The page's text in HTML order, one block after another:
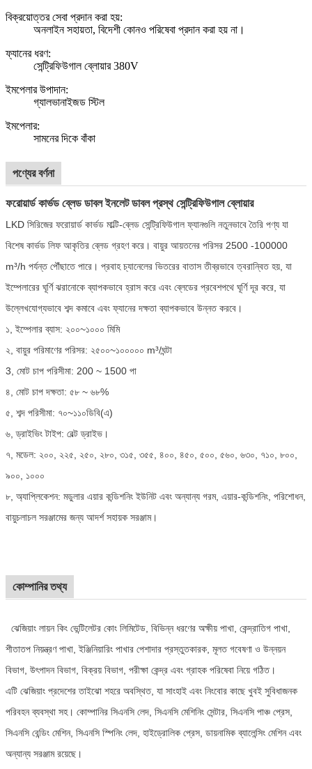
বিক্রয়োত্তর সেবা প্রদান করা হয়:
অনলাইন সহায়তা, বিদেশী কোনও পরিষেবা প্রদান করা হয় না।
ফ্যানের ধরণ:
সেন্ট্রিফিউগাল ব্লোয়ার 380V
ইমপেলার উপাদান:
গ্যালভানাইজড স্টিল
ইমপেলার:
সামনের দিকে বাঁকা
পণ্যের বর্ণনা
ফরোয়ার্ড কার্ভড ব্লেড ডাবল ইনলেট ডাবল প্রস্থ সেন্ট্রিফিউগাল ব্লোয়ার
LKD সিরিজের ফরোয়ার্ড কার্ভড মাল্টি-ব্লেড সেন্ট্রিফিউগাল ফ্যানগুলি নতুনভাবে তৈরি পণ্য যা
বিশেষ কার্ভড লিফ আকৃতির ব্লেড গ্রহণ করে। বায়ুর আয়তনের পরিসর 2500 -100000
m³/h পর্যন্ত পৌঁছাতে পারে। প্রবাহ চ্যানেলের ভিতরের বাতাস তীব্রভাবে ত্বরান্বিত হয়, যা
ইম্পেলারের ঘূর্ণি ঝরানোকে ব্যাপকভাবে হ্রাস করে এবং ব্লেডের প্রবেশপথে ঘূর্ণি দূর করে, যা
উল্লেখযোগ্যভাবে শব্দ কমাবে এবং ফ্যানের দক্ষতা ব্যাপকভাবে উন্নত করবে।
১, ইম্পেলার ব্যাস: ২০০~১০০০ মিমি
২, বায়ুর পরিমাণের পরিসর: ২৫০০~১০০০০০ m³/ঘন্টা
3, মোট চাপ পরিসীমা: 200 ~ 1500 পা
৪, মোট চাপ দক্ষতা: ৫৮ ~ ৬৮%
৫, শব্দ পরিসীমা: ৭০~১১০ডিবি(এ)
৬, ড্রাইভিং টাইপ: বেল্ট ড্রাইভ।
৭, মডেল: ২০০, ২২৫, ২৫০, ২৮০, ৩১৫, ৩৫৫, ৪০০, ৪৫০, ৫০০, ৫৬০, ৬৩০, ৭১০, ৮০০,
৯০০, ১০০০
৮, অ্যাপ্লিকেশন: মডুলার এয়ার কন্ডিশনিং ইউনিট এবং অন্যান্য গরম, এয়ার-কন্ডিশনিং, পরিশোধন,
বায়ুচলাচল সরঞ্জামের জন্য আদর্শ সহায়ক সরঞ্জাম।
কোম্পানির তথ্য
ঝেজিয়াং লায়ন কিং ভেন্টিলেটর কোং লিমিটেড, বিভিন্ন ধরণের অক্ষীয় পাখা, কেন্দ্রাতিগ পাখা,
শীতাতপ নিয়ন্ত্রণ পাখা, ইঞ্জিনিয়ারিং পাখার পেশাদার প্রস্তুতকারক, মূলত গবেষণা ও উন্নয়ন
বিভাগ, উৎপাদন বিভাগ, বিক্রয় বিভাগ, পরীক্ষা কেন্দ্র এবং গ্রাহক পরিষেবা নিয়ে গঠিত।
এটি ঝেজিয়াং প্রদেশের তাইঝো শহরে অবস্থিত, যা সাংহাই এবং নিংবোর কাছে খুবই সুবিধাজনক
পরিবহন ব্যবস্থা সহ। কোম্পানির সিএনসি লেদ, সিএনসি মেশিনিং সেন্টার, সিএনসি পাঞ্চ প্রেস,
সিএনসি বেন্ডিং মেশিন, সিএনসি স্পিনিং লেদ, হাইড্রোলিক প্রেস, ডায়নামিক ব্যালেন্সিং মেশিন এবং
অন্যান্য সরঞ্জাম রয়েছে।